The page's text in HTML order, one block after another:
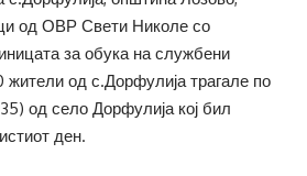
од ОВР Свети Николе со
за обука на службени
од с.Дорфулија трагале по
од село Дорфулија кој бил
ден.